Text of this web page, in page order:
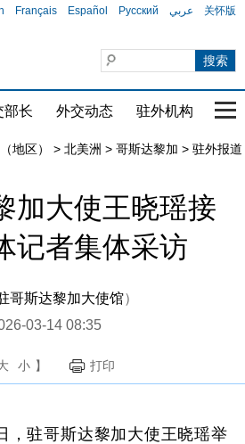
Français Español Русский عربي 关怀版
部长 外交动态 驻外机构 国
地区） > 北美洲 > 哥斯达黎加 > 驻外报道
加大使王晓瑶接
记者集体采访
哥斯达黎加大使馆）
03-14 08:35
小 】 打印
，驻哥斯达黎加大使王晓瑶举